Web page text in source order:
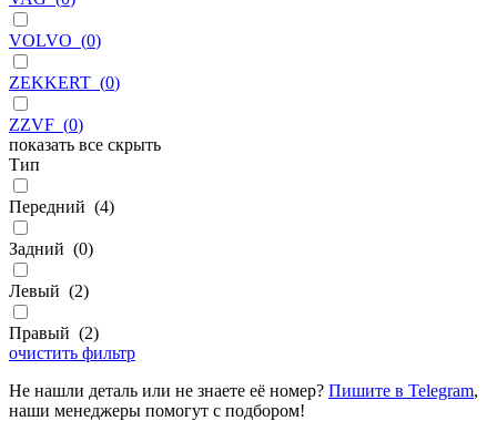
VOLVO (0)
ZEKKERT (0)
ZZVF (0)
показать все скрыть
Тип
Передний (4)
Задний (0)
Левый (2)
Правый (2)
очистить фильтр
Не нашли деталь или не знаете её номер? Пишите в Telegram,
наши менеджеры помогут с подбором!